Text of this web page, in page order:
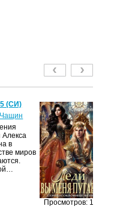
(СИ)
Алекса
в
миров
Просмотров: 168